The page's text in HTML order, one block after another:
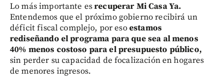
Lo más importante esrecuperar Mi Casa Ya.
Entendemos que el próximo gobierno recibirá un
déficit fiscal complejo, por esoestamos
rediseñando el programa para que sea al menos
40% menos costoso para el presupuesto público,
sin perder su capacidad de focalización en hogares
de menores ingresos.